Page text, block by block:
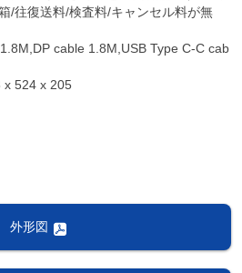
/往復送料/検査料/キャンセル料が無
cable 1.8M,USB Type C-C cab
x 524 x 205
外形図